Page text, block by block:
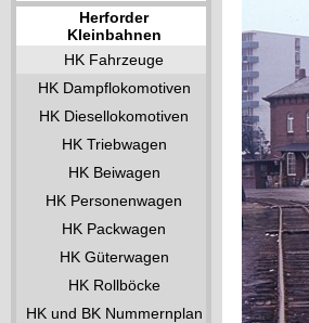
Herforder
Kleinbahnen
HK Fahrzeuge
HK Dampflokomotiven
HK Diesellokomotiven
HK Triebwagen
HK Beiwagen
HK Personenwagen
HK Packwagen
HK Güterwagen
HK Rollböcke
HK und BK Nummernplan